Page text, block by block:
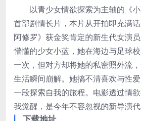
以青少女情欲探索为主轴的《小
首部剧情长片，本片从开拍即充满
阿修罗》获金奖肯定的新生代女演
懵懂的少女小蓝，她在海边与足球
一次，但对方却将她的私密照外流
生活瞬间崩解。她搞不清喜欢与性
一段探索自我的旅程。电影透过情
我觉醒，是今年不容忽视的新导演代
下载地址